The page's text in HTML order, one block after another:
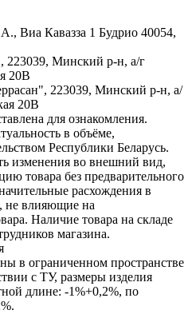
Виа Кавазза 1 Будрио 40054,
Минский р-н, а/г
20В
223039, Минский р-н, а/
20В
для ознакомления.
в объёме,
Республики Беларусь.
изменения во внешний вид,
товара без предварительного
расхождения в
не влияющие на
Наличие товара на складе
магазина.
в ограниченном пространстве
с ТУ, размеры изделия
длине: -1%+0,2%, по